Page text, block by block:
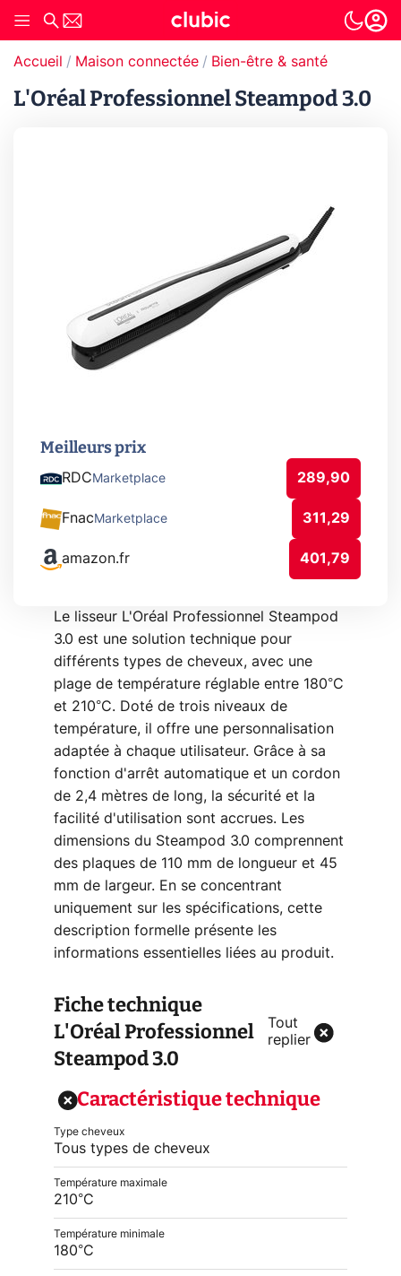
Accueil Maison connectée Bien-être & santé
L'Oréal Professionnel Steampod 3.0
Meilleurs prix
RDC Marketplace 289,90
Fnac Marketplace 311,29
amazon.fr 401,79
Le lisseur L'Oréal Professionnel Steampod
3.0 est une solution technique pour
différents types de cheveux, avec une
plage de température réglable entre 180°C
et 210°C. Doté de trois niveaux de
température, il offre une personnalisation
adaptée à chaque utilisateur. Grâce à sa
fonction d'arrêt automatique et un cordon
de 2,4 mètres de long, la sécurité et la
facilité d'utilisation sont accrues. Les
dimensions du Steampod 3.0 comprennent
des plaques de 110 mm de longueur et 45
mm de largeur. En se concentrant
uniquement sur les spécifications, cette
description formelle présente les
informations essentielles liées au produit.
Fiche technique
L'Oréal Professionnel
Steampod 3.0
Tout
replier
Caractéristique technique
Type cheveux
Tous types de cheveux
Température maximale
210°C
Température minimale
180°C